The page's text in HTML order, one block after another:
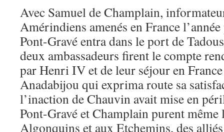
Avec Samuel de Champlain,
Amérindiens amenés en France
Pont-Gravé entra dans le port de
deux ambassadeurs firent le compte
par Henri IV et de leur séjour en
Anadabijou qui exprima route sa
l’inaction de Chauvin avait mise en
Pont-Gravé et Champlain purent même
Algonquins et aux Etchemins, des